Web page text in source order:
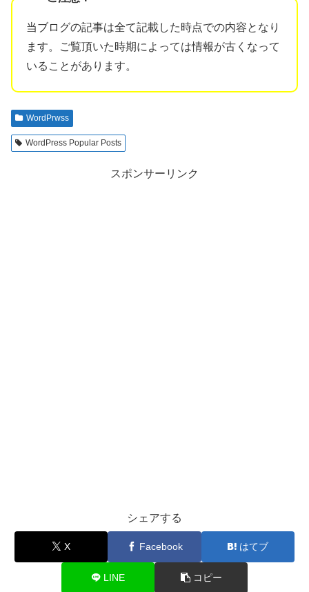
当ブログの記事は全て記載した時点での内容となり
ます。ご覧頂いた時期によっては情報が古くなって
いることがあります。
WordPrwss
WordPress Popular Posts
スポンサーリンク
シェアする
X Facebook はてブ
LINE コピー